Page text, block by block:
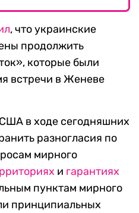
, что украинские
продолжить
которые были
встречи в Женеве
в ходе сегодняшних
разногласия по
мирного
и гарантиях
пунктам мирного
принципиальных